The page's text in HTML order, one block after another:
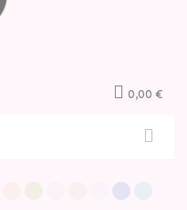
0,00 €